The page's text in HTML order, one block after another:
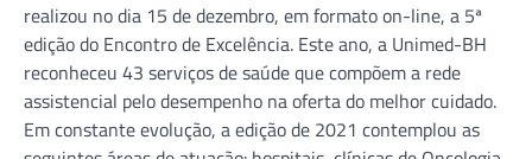
realizou no dia 15 de dezembro, em formato on-line, a 5ª
edição do Encontro de Excelência. Este ano, a Unimed-BH
reconheceu 43 serviços de saúde que compõem a rede
assistencial pelo desempenho na oferta do melhor cuidado.
Em constante evolução, a edição de 2021 contemplou as